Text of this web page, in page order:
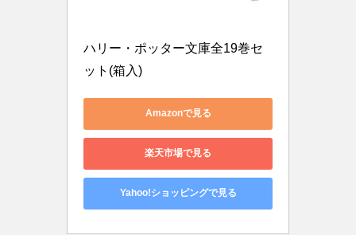
ハリー・ポッター文庫全19巻セ
ット(箱入)
Amazonで見る
楽天市場で見る
Yahoo!ショッピングで見る